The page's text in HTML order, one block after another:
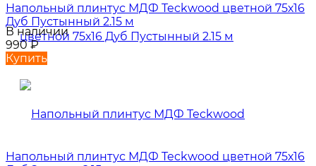
Напольный плинтус МДФ Teckwood цветной 75х16
Дуб Пустынный 2.15 м
В наличии
990₽
Купить
Напольный плинтус МДФ Teckwood цветной 75х16